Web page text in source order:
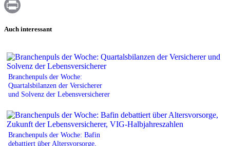
WhatsApp
Auch interessant
Branchenpuls der Woche:
Quartalsbilanzen der Versicherer
und Solvenz der Lebensversicherer
Branchenpuls der Woche: Bafin
debattiert über Altersvorsorge,